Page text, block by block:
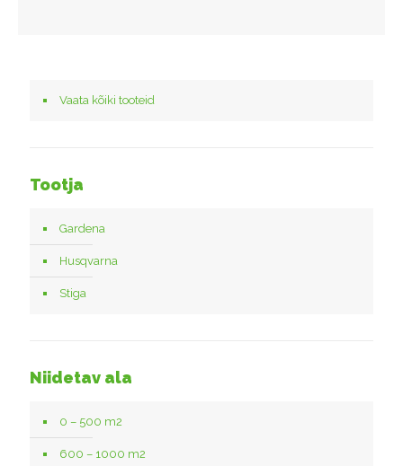
Vaata kõiki tooteid
Tootja
Gardena
Husqvarna
Stiga
Niidetav ala
0 – 500 m2
600 – 1000 m2